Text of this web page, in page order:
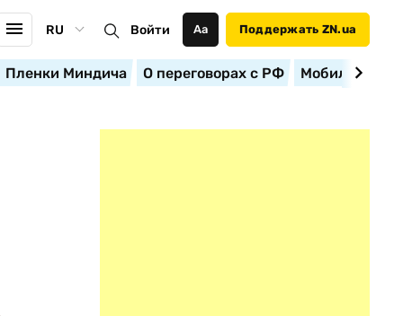
RU Войти Аа Поддержать ZN.ua
Пленки Миндича О переговорах с РФ